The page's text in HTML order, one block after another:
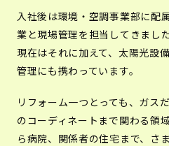
入社後は環境・空調事業部に配
業と現場管理を担当してきました
現在はそれに加えて、太陽光設
管理にも携わっています。
リフォーム一つとっても、ガス
のコーディネートまで関わる領
ら病院、関係者の住宅まで、さ